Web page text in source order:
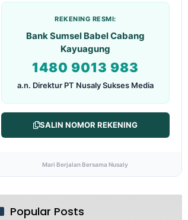
REKENING RESMI:
Bank Sumsel Babel Cabang
Kayuagung
1480 9013 983
a.n. Direktur PT Nusaly Sukses Media
SALIN NOMOR REKENING
Mari Berjalan Bersama Nusaly
Popular Posts